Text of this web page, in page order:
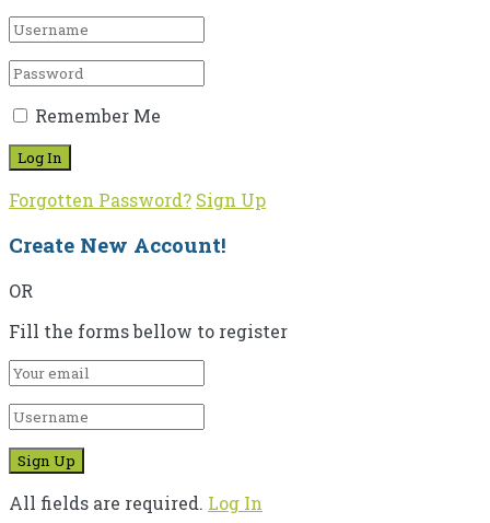
Remember Me
Forgotten Password? Sign Up
Create New Account!
OR
Fill the forms bellow to register
All fields are required. Log In